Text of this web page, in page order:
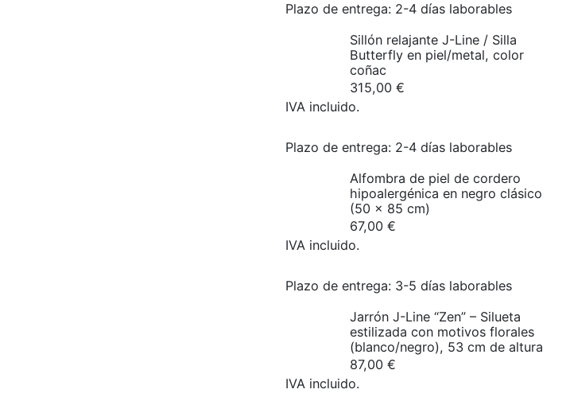
Plazo de entrega: 2-4 días laborables
Sillón relajante J-Line / Silla
Butterfly en piel/metal, color
coñac
315,00€
IVA incluido.
Plazo de entrega: 2-4 días laborables
Alfombra de piel de cordero
hipoalergénica en negro clásico
(50 x 85 cm)
67,00€
IVA incluido.
Plazo de entrega: 3-5 días laborables
Jarrón J-Line “Zen” – Silueta
estilizada con motivos florales
(blanco/negro), 53 cm de altura
87,00€
IVA incluido.